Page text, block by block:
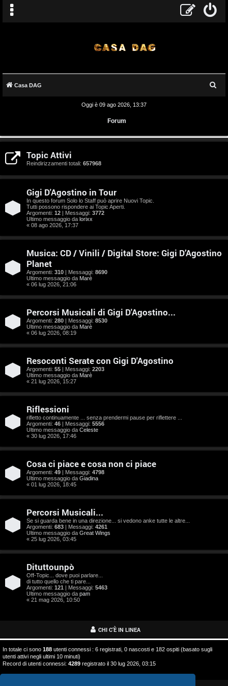
A
r
g
o
m
e
t
s
e
a
r
s
s
t
A
g
e
n
t
Casa DAG
Oggi è 09 ago 2026, 13:37
Forum
Topic Attivi
Reindirizzamenti totali: 657968
Gigi D'Agostino in Tour
In questo forum Solo lo Staff può aprire Nuovi Topic.
Tutti possono rispondere ai Topic Aperti.
Argomenti: 12 | Messaggi: 3772
Ultimo messaggio da lorixx
« 08 ago 2026, 17:37
Musica: CD / Vinili / Digital Store: Gigi D’Agostino
Planet
Argomenti: 310 | Messaggi: 8690
Ultimo messaggio da Marè
« 06 lug 2026, 21:06
Percorsi Musicali di Gigi D'Agostino...
Argomenti: 280 | Messaggi: 8530
Ultimo messaggio da Marè
« 06 lug 2026, 08:19
Resoconti Serate con Gigi D'Agostino
Argomenti: 55 | Messaggi: 2203
Ultimo messaggio da Marè
« 21 lug 2026, 15:27
Riflessioni
rifletto continuamente ... senza prendermi pause per riflettere ...
Argomenti: 46 | Messaggi: 5556
Ultimo messaggio da Celeste
« 30 lug 2026, 17:46
Cosa ci piace e cosa non ci piace
Argomenti: 49 | Messaggi: 4798
Ultimo messaggio da Giadina
« 01 lug 2026, 18:45
Percorsi Musicali...
Se si guarda bene in una direzione... si vedono anke tutte le altre...
Argomenti: 683 | Messaggi: 4261
Ultimo messaggio da Great Wings
« 25 lug 2026, 03:45
Dituttounpò
Off-Topic... dove puoi parlare...
di tutto quello che ti pare...
Argomenti: 121 | Messaggi: 5463
Ultimo messaggio da pam
« 21 mag 2026, 10:50
CHI C’È IN LINEA
In totale ci sono 188 utenti connessi : 6 registrati, 0 nascosti e 182 ospiti (basato sugli
utenti attivi negli ultimi 10 minuti)
Record di utenti connessi: 4289 registrato il 30 lug 2026, 03:15